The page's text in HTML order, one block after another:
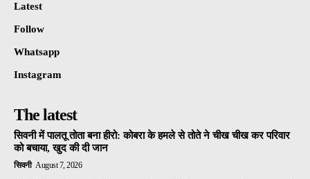
Latest
Follow
Whatsapp
Instagram
The latest
सिवनी में पालतू तोता बना हीरो: कोबरा के हमले से तोते ने चीख चीख कर परिवार
को बचाया, खुद की दी जान
सिवनी August 7, 2026